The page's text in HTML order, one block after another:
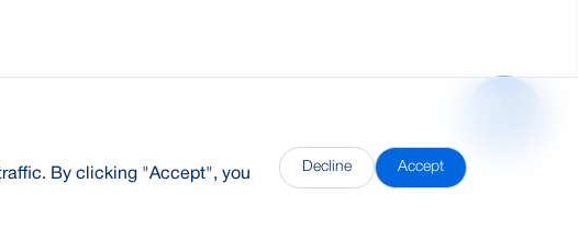
By clicking "Accept", you
Decline Accept